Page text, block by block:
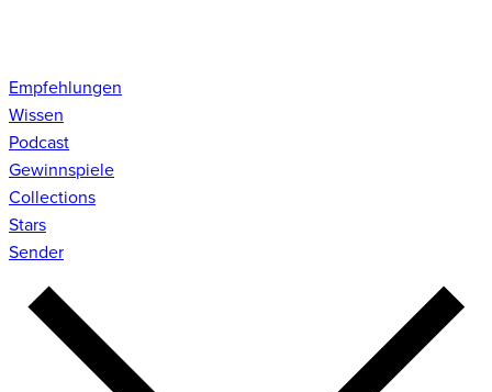
Empfehlungen
Wissen
Podcast
Gewinnspiele
Collections
Stars
Sender